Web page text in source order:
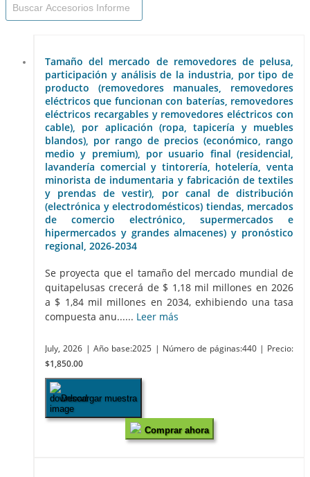
Tamaño del mercado de removedores de pelusa,
participación y análisis de la industria, por tipo de
producto (removedores manuales, removedores
eléctricos que funcionan con baterías, removedores
eléctricos recargables y removedores eléctricos con
cable), por aplicación (ropa, tapicería y muebles
blandos), por rango de precios (económico, rango
medio y premium), por usuario final (residencial,
lavandería comercial y tintorería, hotelería, venta
minorista de indumentaria y fabricación de textiles
y prendas de vestir), por canal de distribución
(electrónica y electrodomésticos) tiendas, mercados
de comercio electrónico, supermercados e
hipermercados y grandes almacenes) y pronóstico
regional, 2026-2034
Se proyecta que el tamaño del mercado mundial de
quitapelusas crecerá de $ 1,18 mil millones en 2026
a $ 1,84 mil millones en 2034, exhibiendo una tasa
compuesta anu...... Leer más
July, 2026 | Año base:2025 | Número de páginas:440 | Precio:
$1,850.00
Descargar muestra
Comprar ahora